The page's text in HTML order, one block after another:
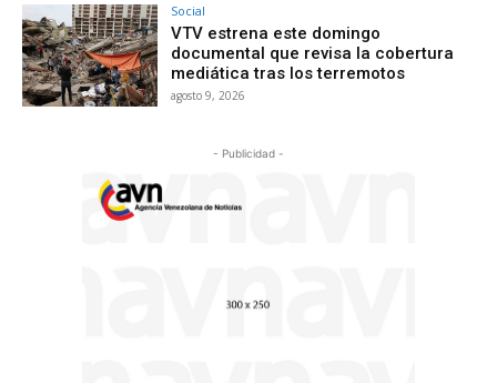
Social
VTV estrena este domingo
documental que revisa la cobertura
mediática tras los terremotos
agosto 9, 2026
- Publicidad -